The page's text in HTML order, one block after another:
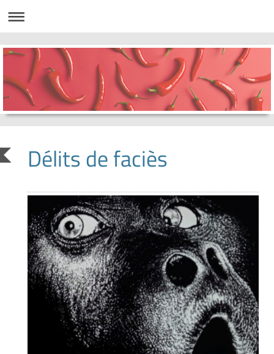
Délits de faciès